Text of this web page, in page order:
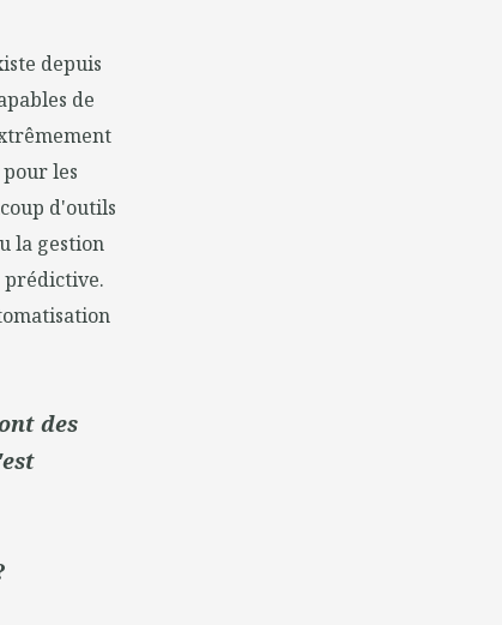
depuis
de
les
d'outils
la gestion
prédictive.
des